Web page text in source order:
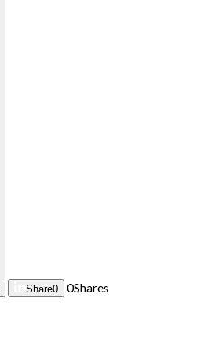
Share0 0Shares